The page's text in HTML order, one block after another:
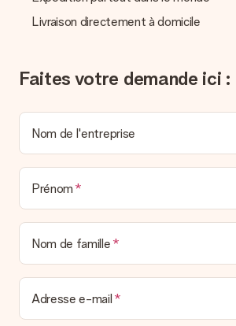
pouvez de même retrouver votre facture
personnel MySurprise. Vous pouvez ainsi
Livraison directement à domicile
Faites votre demande ici :
Nom de l'entreprise
Prénom
Nom de famille
Adresse e-mail